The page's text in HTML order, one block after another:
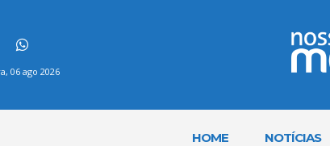
06 ago 2026
HOME NOTÍCIAS